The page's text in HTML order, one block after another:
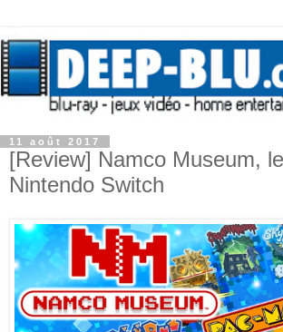
11 août 2017
[Review] Namco Museum,
Nintendo Switch